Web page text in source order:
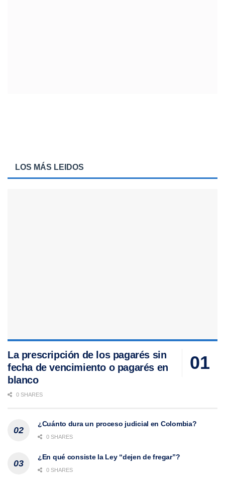
LOS MÁS LEIDOS
La prescripción de los pagarés sin
fecha de vencimiento o pagarés en
blanco
0 SHARES
¿Cuánto dura un proceso judicial en Colombia?
0 SHARES
¿En qué consiste la Ley “dejen de fregar”?
0 SHARES